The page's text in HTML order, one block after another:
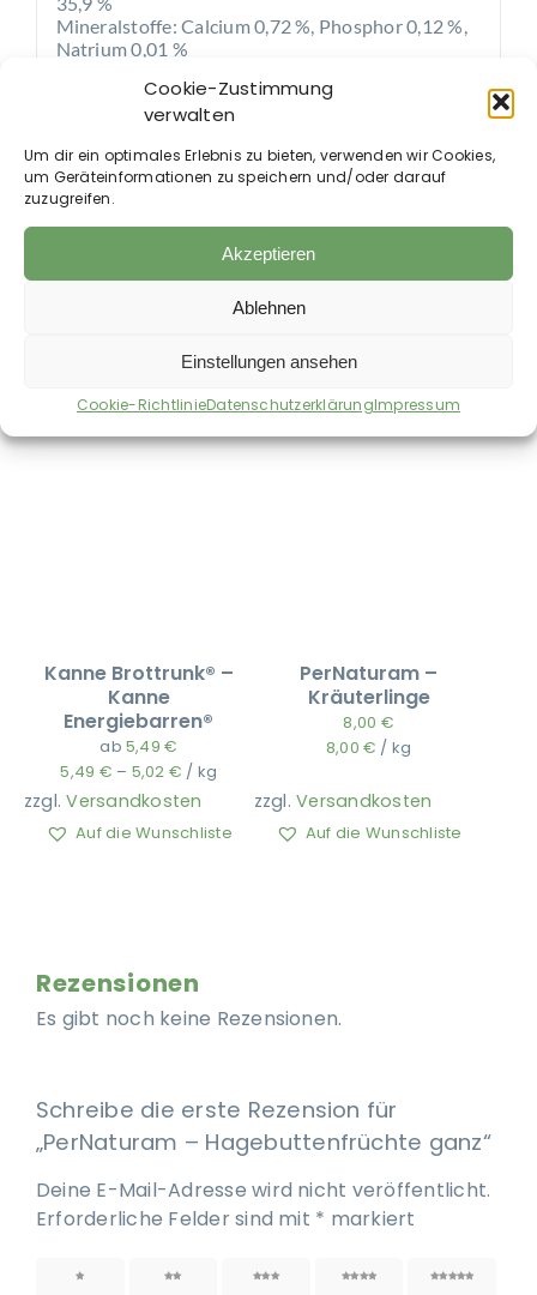
Cookie-Zustimmung
verwalten
Um dir ein optimales Erlebnis zu bieten, verwenden wir Cookies,
um Geräteinformationen zu speichern und/oder darauf
zuzugreifen.
Akzeptieren
Ablehnen
Einstellungen ansehen
Cookie-RichtlinieDatenschutzerklärungImpressum
Mineralstoffe: Calcium 0,72 %, Phosphor 0,12 %,
Natrium 0,01 %
Fütterungsempfehlung:
Mischen Sie, je nach Größe des Pferdes, täglich
Hagebutten unter das Futter, oder geben Sie
immer wieder einige zur Belohnung.
Einzelfuttermittel für Pferde
Kanne Brottrunk® –
Kanne
Energiebarren®
ab 5,49€
5,49 € – 5,02 € / kg
zzgl.Versandkosten
Auf die Wunschliste
PerNaturam –
Kräuterlinge
8,00 €
8,00 € / kg
zzgl.Versandkosten
Auf die Wunschliste
Rezensionen
Es gibt noch keine Rezensionen.
Schreibe die erste Rezension für
„PerNaturam – Hagebuttenfrüchte ganz“
Deine E-Mail-Adresse wird nicht veröffentlicht.
Erforderliche Felder sind mit * markiert
1 von 2 von 3 von 4 von 5 von